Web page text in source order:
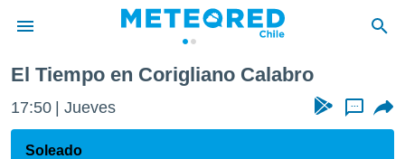
de
por
El Tiempo en Corigliano Calabro
17:50 Jueves ...
Soleado